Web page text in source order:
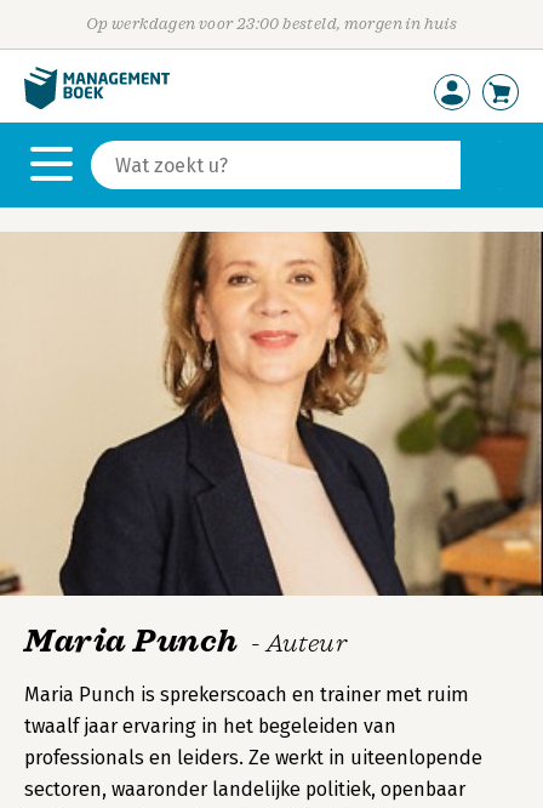
Op werkdagen voor 23:00 besteld, morgen in huis
Maria Punch - Auteur
Maria Punch is sprekerscoach en trainer met ruim
twaalf jaar ervaring in het begeleiden van
professionals en leiders. Ze werkt in uiteenlopende
sectoren, waaronder landelijke politiek, openbaar